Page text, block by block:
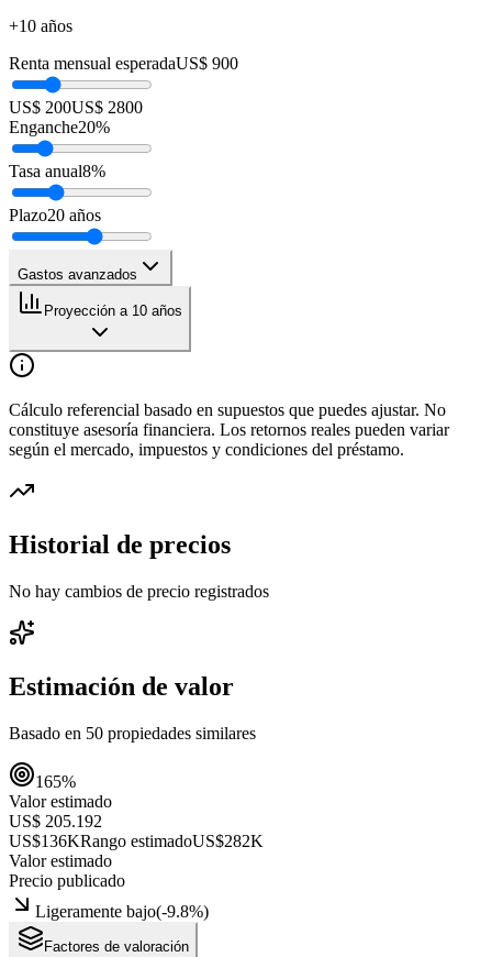
+10 años
Renta mensual esperadaUS$ 900
US$ 200US$ 2800
Enganche20%
Tasa anual8%
Plazo20 años
Gastos avanzados
Proyección a 10 años
Cálculo referencial basado en supuestos que puedes ajustar. No
constituye asesoría financiera. Los retornos reales pueden variar
según el mercado, impuestos y condiciones del préstamo.
Historial de precios
No hay cambios de precio registrados
Estimación de valor
Basado en 50 propiedades similares
165%
Valor estimado
US$ 205.192
US$136KRango estimadoUS$282K
Valor estimado
Precio publicado
Ligeramente bajo(-9.8%)
Factores de valoración